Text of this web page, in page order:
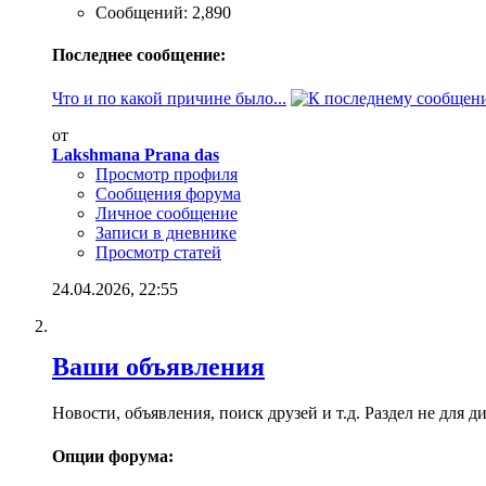
Сообщений: 2,890
Последнее сообщение:
Что и по какой причине было...
от
Lakshmana Prana das
Просмотр профиля
Сообщения форума
Личное сообщение
Записи в дневнике
Просмотр статей
24.04.2026, 22:55
Ваши объявления
Новости, объявления, поиск друзей и т.д. Раздел не для
Опции форума: